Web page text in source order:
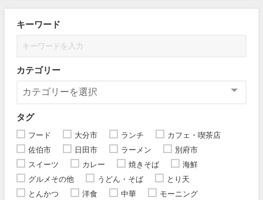
キーワード
カテゴリー
タグ
フード 大分市 ランチ
カフェ・喫茶店
佐伯市
日田市 ラーメン
別府市
スイーツ
カレー 焼きそば
海鮮
グルメその他
うどん・そば
とり天
とんかつ
洋食 中華
モーニング